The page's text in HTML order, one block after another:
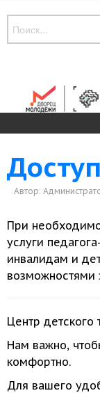
Наши объединения
Автор:
При
услуги
инвалидам и
Центр детского
Нам важно,
комфортно.
Для вашего